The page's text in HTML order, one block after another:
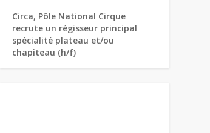
Circa, Pôle National Cirque
recrute un régisseur principal
spécialité plateau et/ou
chapiteau (h/f)